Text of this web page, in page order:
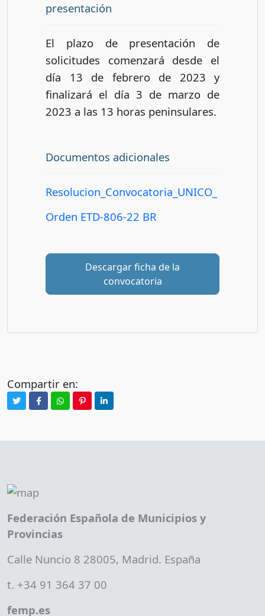
presentación
El plazo de presentación de
solicitudes comenzará desde el
día 13 de febrero de 2023 y
finalizará el día 3 de marzo de
2023 a las 13 horas peninsulares.
Documentos adicionales
Resolucion_Convocatoria_UNICO_
Orden ETD-806-22 BR
Descargar ficha de la
convocatoria
Compartir en:
Federación Española de Municipios y
Provincias
Calle Nuncio 8 28005, Madrid. España
t. +34 91 364 37 00
femp.es